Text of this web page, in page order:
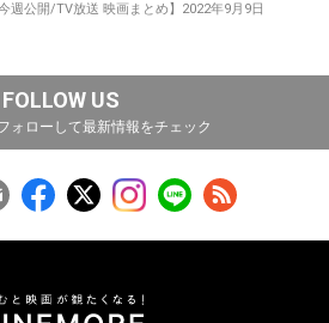
週公開/TV放送 映画まとめ】2022年9月9日
FOLLOW US
ォローして最新情報をチェック